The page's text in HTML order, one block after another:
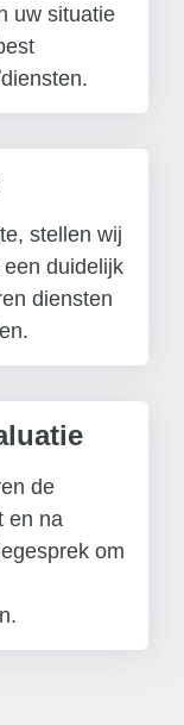
uw situatie
stellen wij
duidelijk
diensten
de
en na
om